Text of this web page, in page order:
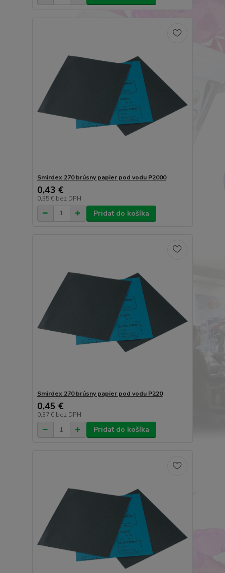
Smirdex 270 brúsny papier pod vodu P2000
0,43 €
0,35 € bez DPH
Pridať do košíka
Smirdex 270 brúsny papier pod vodu P220
0,45 €
0,37 € bez DPH
Pridať do košíka